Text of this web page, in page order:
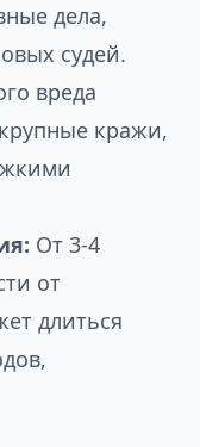
дела,
судей.
вреда
кражи,
От 3-4
от
длиться